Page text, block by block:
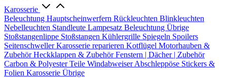
Karosserie
Beleuchtung Hauptscheinwerfern Rückleuchten Blinkleuchten
Nebelleuchten Standleute Lampesatz Beleuchtung Übrige
Stoßstangenlippe Stoßstangen Kühlergrille Spiegeln Spoilers
SeitenschwellerKarosserie reparieren Kotflügel Motorhauben &
ZubehörHeckklappen & ZubehörFenstern | Dächer | Zubehör
Carbon & Polyester Teile WindabweiserAbschleppöse Stickers &
Folien Karosserie Übrige